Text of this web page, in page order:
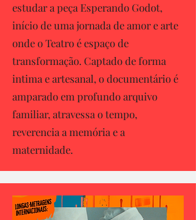
estudar a peça Esperando Godot,
início de uma jornada de amor e arte
onde o Teatro é espaço de
transformação. Captado de forma
intima e artesanal, o documentário é
amparado em profundo arquivo
familiar, atravessa o tempo,
reverencia a memória e a
maternidade.